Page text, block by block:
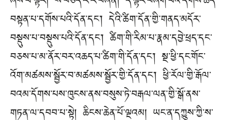
བསྟན་པ་དགོས་པའི་དོན་དང༌། དེའི་ཚིག་དོན་གྱི་གནད་མདོར་
བསྡུས་པ་བསྡུས་པའི་དོན་དང༌། ཚིག་གི་རིམ་པ་རྣམ་དབྱེ་ཕྲད་དང་
བཅས་པ་མ་ནོར་བར་འཆད་པ་ཚིག་གི་དོན་དང༌། སྔ་ཕྱི་དང་གོང་
འོག་མཚམས་སྦྱོར་བ་མཚམས་སྦྱོར་གྱི་དོན་དང༌། ཕྱི་རོལ་གྱི་རྒོལ་
བའམ་དོགས་པས་ཁུངས་ནས་བསུས་ཏེ་བརྒལ་ལན་གྱི་སྒོ་ནས་
གཏན་ལ་དབབ་པ་སྟེ། ཆིངས་ཆེན་པོ་ལྔའམ། ཡང་ན་དཀྱུས་ཀྱི་ས་